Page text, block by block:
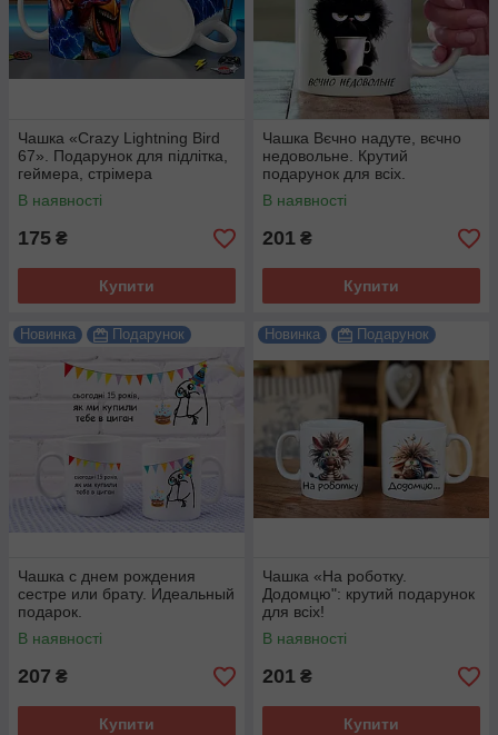
Чашка «Crazy Lightning Bird
67». Подарунок для підлітка,
геймера, стрімера
В наявності
175 ₴
Купити
Чашка Вєчно надуте, вєчно
недовольне. Крутий
подарунок для всіх.
В наявності
201 ₴
Купити
Новинка Подарунок
Чашка с днем рождения
сестре или брату. Идеальный
подарок.
В наявності
207 ₴
Купити
Новинка Подарунок
Чашка «На роботку.
Додомцю": крутий подарунок
для всіх!
В наявності
201 ₴
Купити